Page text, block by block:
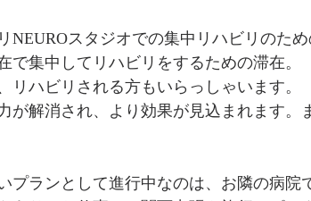
NEUROスタジオでの集中リハビリのため
で集中してリハビリをするための滞在。
リハビリされる方もいらっしゃいます。
が解消され、より効果が見込まれます。
プランとして進行中なのは、お隣の病院